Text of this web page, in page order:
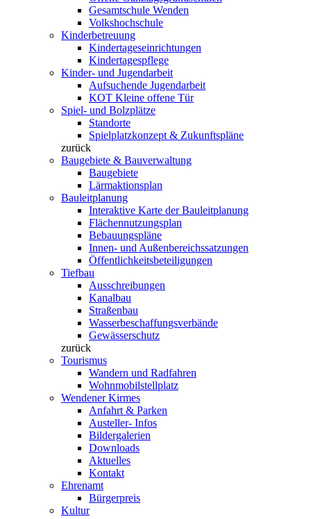
Gesamtschule Wenden
Volkshochschule
Kinderbetreuung
Kindertageseinrichtungen
Kindertagespflege
Kinder- und Jugendarbeit
Aufsuchende Jugendarbeit
KOT Kleine offene Tür
Spiel- und Bolzplätze
Standorte
Spielplatzkonzept & Zukunftspläne
zurück
Baugebiete & Bauverwaltung
Baugebiete
Lärmaktionsplan
Bauleitplanung
Interaktive Karte der Bauleitplanung
Flächennutzungsplan
Bebauungspläne
Innen- und Außenbereichssatzungen
Öffentlichkeitsbeteiligungen
Tiefbau
Ausschreibungen
Kanalbau
Straßenbau
Wasserbeschaffungsverbände
Gewässerschutz
zurück
Tourismus
Wandern und Radfahren
Wohnmobilstellplatz
Wendener Kirmes
Anfahrt & Parken
Austeller- Infos
Bildergalerien
Downloads
Aktuelles
Kontakt
Ehrenamt
Bürgerpreis
Kultur